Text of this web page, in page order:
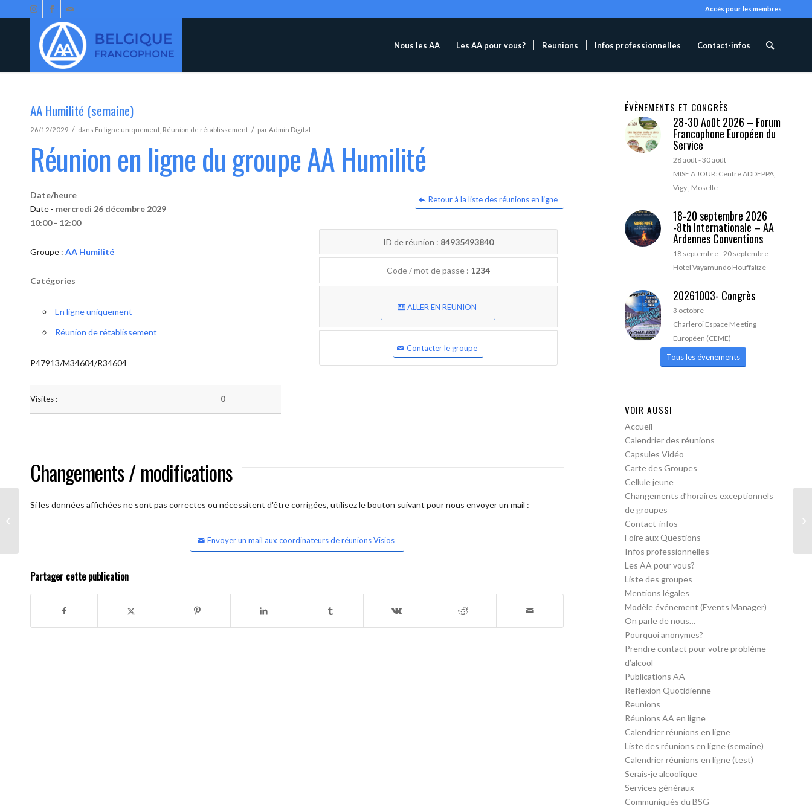
Accès pour les membres
Nous les AA Les AA pour vous? Reunions Infos professionnelles Contact-infos
AA Humilité (semaine)
26/12/2029 / dans En ligne uniquement Réunion de rétablissement / parAdmin Digital
Réunion en ligne du groupe AA Humilité
Retour à la liste des réunions en ligne
Date/heure
Date - mercredi 26 décembre 2029
10:00 - 12:00
Groupe : AA Humilité
Catégories
En ligne uniquement
Réunion de rétablissement
P47913/M34604/R34604
Visites : 0
ID de réunion : 84935493840
Code / mot de passe : 1234
ALLER EN REUNION
Contacter le groupe
Changements / modifications
Si les données affichées ne sont pas correctes ou nécessitent d'être corrigées, utilisez le bouton suivant pour nous envoyer un mail :
Envoyer un mail aux coordinateurs de réunions Visios
Partager cette publication
ÉVÈNEMENTS ET CONGRÈS
28-30 Août 2026 – Forum
Francophone Européen du
Service
28 août-30 août
MISE A JOUR: Centre ADDEPPA,
Vigy , Moselle
18-20 septembre 2026
-8th Internationale – AA
Ardennes Conventions
18 septembre-20 septembre
Hotel Vayamundo Houffalize
20261003- Congrès
3 octobre
Charleroi Espace Meeting
Européen (CEME)
Tous les évenements
VOIR AUSSI
Accueil
Calendrier des réunions
Capsules Vidéo
Carte des Groupes
Cellule jeune
Changements d’horaires exceptionnels
de groupes
Contact-infos
Foire aux Questions
Infos professionnelles
Les AA pour vous?
Liste des groupes
Mentions légales
Modèle événement (Events Manager)
On parle de nous…
Pourquoi anonymes?
Prendre contact pour votre problème
d’alcool
Publications AA
Reflexion Quotidienne
Reunions
Réunions AA en ligne
Calendrier réunions en ligne
Liste des réunions en ligne (semaine)
Calendrier réunions en ligne (test)
Serais-je alcoolique
Services généraux
Communiqués du BSG